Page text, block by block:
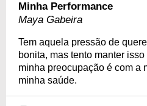
Minha Performance
Maya Gabeira
Tem aquela pressão de
bonita, mas tento manter
minha preocupação é com a
minha saúde.